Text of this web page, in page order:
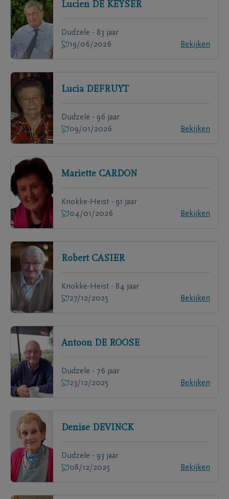
Lucien DE KEYSER
Dudzele - 83 jaar
19/06/2026
Bekijken
Lucia DEFRUYT
Dudzele - 96 jaar
09/01/2026
Bekijken
Mariette CARDON
Knokke-Heist - 91 jaar
04/01/2026
Bekijken
Robert CASIER
Knokke-Heist - 84 jaar
27/12/2025
Bekijken
Antoon DE ROOSE
Dudzele - 76 jaar
23/12/2025
Bekijken
Denise DEVINCK
Dudzele - 93 jaar
08/12/2025
Bekijken